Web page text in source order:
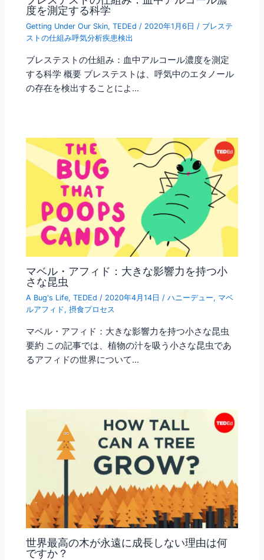
度を測定する科学
Getting Under Our Skin,TEDEd / 2020年1月6日/ ブレステ
ストの仕組み呼気分析疾患検出
ブレステストの仕組み：血中アルコール濃度を測定
する科学 概要 ブレステストは、呼気中のエタノール
の存在を検出することによ…
マベル・アフィド：大きな影響力を持つ小
さな昆虫
A Bug's Life,TEDEd / 2020年4月14日 /ハニーデュー, マベ
ルアフィド,摂食プロセス
マベル・アフィド：大きな影響力を持つ小さな昆虫
要約 この記事では、植物の汁を吸う小さな昆虫であ
るアフィドの世界について…
世界最高の木が永遠に成長しない理由は何
ですか？